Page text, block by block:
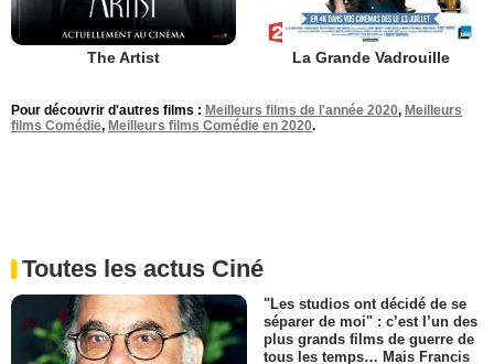
The Artist La Grande Vadrouille
Pour découvrir d'autres films : Meilleurs films de l'année 2020, Meilleurs
films Comédie, Meilleurs films Comédie en 2020.
Toutes les actus Ciné
"Les studios ont décidé de se
séparer de moi" : c’est l’un des
plus grands films de guerre de
tous les temps… Mais Francis